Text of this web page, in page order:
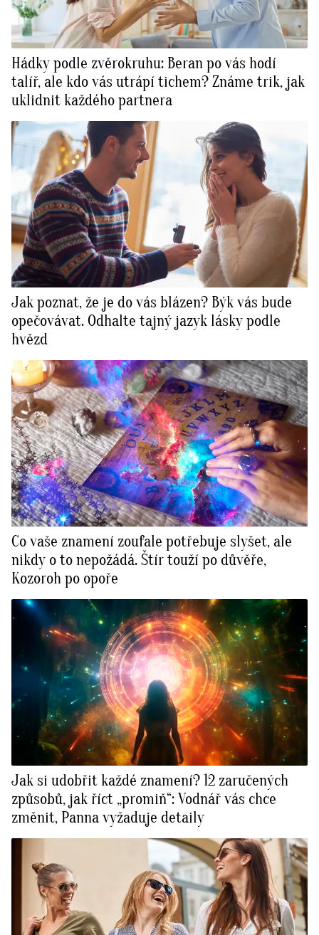
Hádky podle zvěrokruhu: Beran po vás hodí
talíř, ale kdo vás utrápí tichem? Známe trik, jak
uklidnit každého partnera
Jak poznat, že je do vás blázen? Býk vás bude
opečovávat. Odhalte tajný jazyk lásky podle
hvězd
Co vaše znamení zoufale potřebuje slyšet, ale
nikdy o to nepožádá. Štír touží po důvěře,
Kozoroh po opoře
Jak si udobřit každé znamení? 12 zaručených
způsobů, jak říct „promiň“: Vodnář vás chce
změnit, Panna vyžaduje detaily